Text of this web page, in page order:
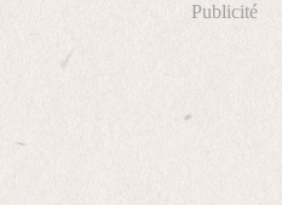
Publicité